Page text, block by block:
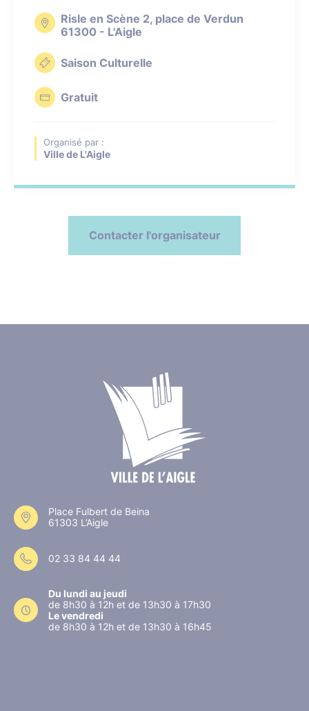
Risle en Scène 2, place de Verdun
61300 - L'Aigle
Saison Culturelle
Gratuit
Organisé par :
Ville de L'Aigle
Contacter l'organisateur
Place Fulbert de Beina
61303 L’Aigle
02 33 84 44 44
Du lundi au jeudi
de 8h30 à 12h et de 13h30 à 17h30
Le vendredi
de 8h30 à 12h et de 13h30 à 16h45